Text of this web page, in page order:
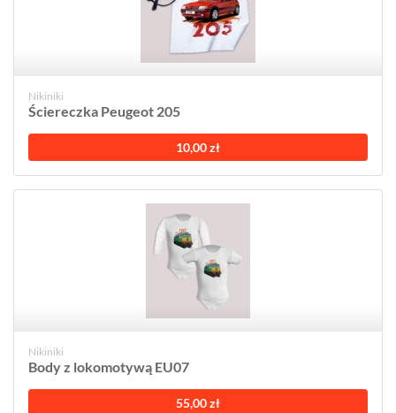
Nikiniki
Ściereczka Peugeot 205
10,00 zł
Nikiniki
Body z lokomotywą EU07
55,00 zł